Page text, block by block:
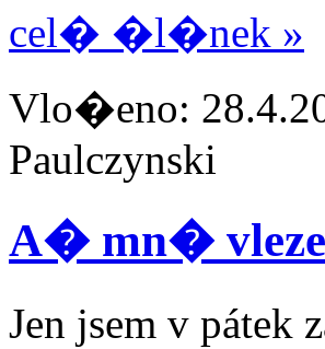
cel� �l�nek »
Vlo�eno:
Paulczynski
A� mn� vleze
Jen jsem v